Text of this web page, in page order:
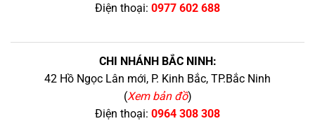
Điện thoại: 0977 602 688
CHI NHÁNH BẮC NINH:
42 Hồ Ngọc Lân mới, P. Kinh Bắc, TP.Bắc Ninh
(Xem bản đồ)
Điện thoại: 0964 308 308